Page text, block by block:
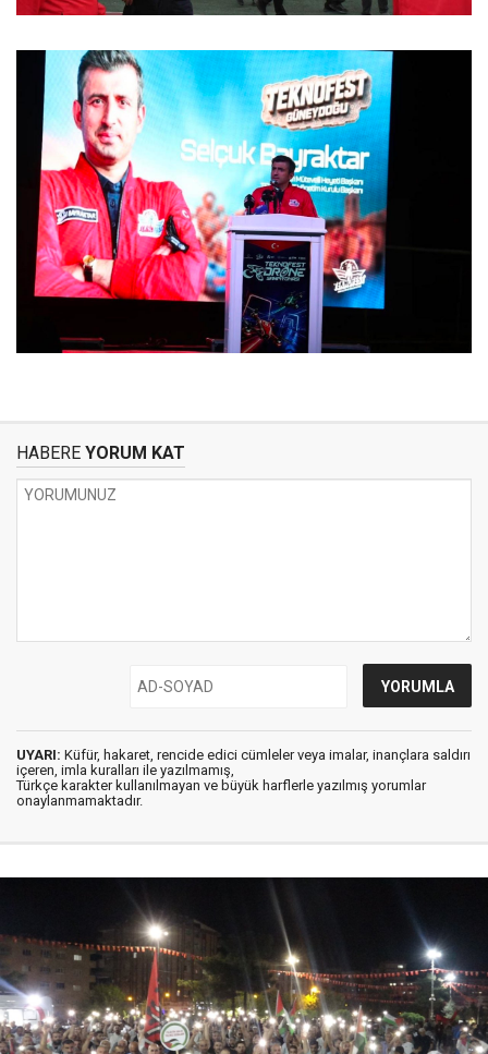
HABERE YORUM KAT
UYARI: Küfür, hakaret, rencide edici cümleler veya imalar, inançlara saldırı
içeren, imla kuralları ile yazılmamış,
Türkçe karakter kullanılmayan ve büyük harflerle yazılmış yorumlar
onaylanmamaktadır.